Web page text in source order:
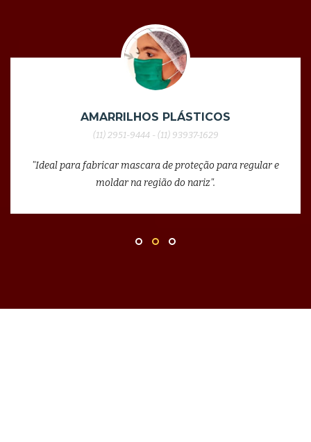
AMARRILHOS PLÁSTICOS
(11) 2951-9444 - (11) 93937-1629
"Ideal para fabricar mascara de proteção para regular e
moldar na região do nariz".